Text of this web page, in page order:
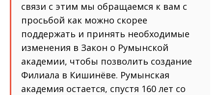
связи с этим мы обращаемся к вам с
просьбой как можно скорее
поддержать и принять необходимые
изменения в Закон о Румынской
академии, чтобы позволить создание
Филиала в Кишинёве. Румынская
академия остается, спустя 160 лет со